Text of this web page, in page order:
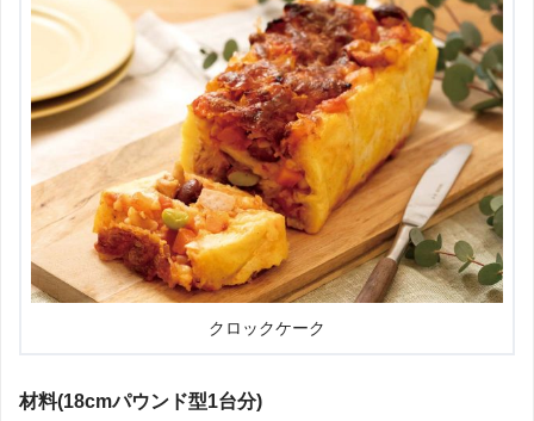
クロックケーク
材料(18cmパウンド型1台分)